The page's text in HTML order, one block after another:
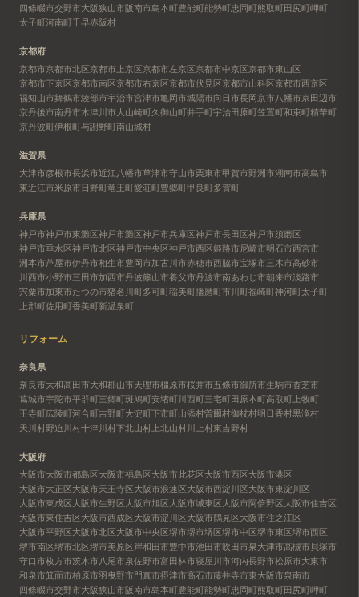
四條畷市交野市大阪狭山市阪南市島本町豊能町能勢町忠岡町熊取町田尻町岬町
太子町河南町千早赤阪村
京都府
京都市京都市北区京都市上京区京都市左京区京都市中京区京都市東山区
京都市下京区京都市南区京都市右京区京都市伏見区京都市山科区京都市西京区
福知山市舞鶴市綾部市宇治市宮津市亀岡市城陽市向日市長岡京市八幡市京田辺市
京丹後市南丹市木津川市大山崎町久御山町井手町宇治田原町笠置町和束町精華町
京丹波町伊根町与謝野町南山城村
滋賀県
大津市彦根市長浜市近江八幡市草津市守山市栗東市甲賀市野洲市湖南市高島市
東近江市米原市日野町竜王町愛荘町豊郷町甲良町多賀町
兵庫県
神戸市神戸市東灘区神戸市灘区神戸市兵庫区神戸市長田区神戸市須磨区
神戸市垂水区神戸市北区神戸市中央区神戸市西区姫路市尼崎市明石市西宮市
洲本市芦屋市伊丹市相生市豊岡市加古川市赤穂市西脇市宝塚市三木市高砂市
川西市小野市三田市加西市丹波篠山市養父市丹波市南あわじ市朝来市淡路市
宍粟市加東市たつの市猪名川町多可町稲美町播磨町市川町福崎町神河町太子町
上郡町佐用町香美町新温泉町
リフォーム
奈良県
奈良市大和高田市大和郡山市天理市橿原市桜井市五條市御所市生駒市香芝市
葛城市宇陀市平群町三郷町斑鳩町安堵町川西町三宅町田原本町高取町 上牧町
王寺町広陵町河合町吉野町大淀町下市町山添村曽爾村御杖村明日香村黒滝村
天川村野迫川村十津川村下北山村 上北山村川上村東吉野村
大阪府
大阪市大阪市都島区大阪市福島区大阪市此花区大阪市西区大阪市港区
大阪市大正区大阪市天王寺区大阪市浪速区大阪市西淀川区大阪市東淀川区
大阪市東成区大阪市生野区大阪市旭区大阪市城東区大阪市阿倍野区大阪市住吉区
大阪市東住吉区大阪市西成区大阪市淀川区大阪市鶴見区大阪市住之江区
大阪市平野区大阪市北区大阪市中央区堺市堺市堺区堺市中区堺市東区堺市西区
堺市南区堺市北区堺市美原区岸和田市豊中市池田市吹田市泉大津市高槻市 貝塚市
守口市枚方市茨木市八尾市泉佐野市富田林市寝屋川市河内長野市松原市大東市
和泉市箕面市柏原市羽曳野市門真市摂津市高石市藤井寺市東大阪市泉南市
四條畷市交野市大阪狭山市阪南市島本町豊能町能勢町忠岡町熊取町田尻町岬町